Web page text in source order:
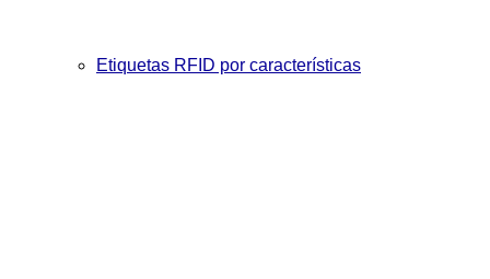
Etiquetas RFID por características